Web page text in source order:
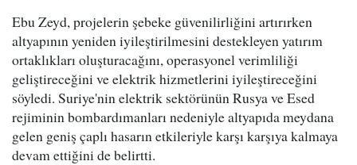
Ebu Zeyd, projelerin şebeke güvenilirliğini artırırken
altyapının yeniden iyileştirilmesini destekleyen yatırım
ortaklıkları oluşturacağını, operasyonel verimliliği
geliştireceğini ve elektrik hizmetlerini iyileştireceğini
söyledi. Suriye'nin elektrik sektörünün Rusya ve Esed
rejiminin bombardımanları nedeniyle altyapıda meydana
gelen geniş çaplı hasarın etkileriyle karşı karşıya kalmaya
devam ettiğini de belirtti.